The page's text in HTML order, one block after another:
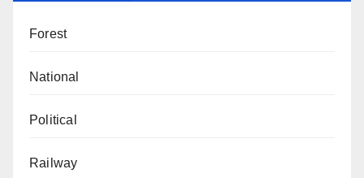
Forest
National
Political
Railway